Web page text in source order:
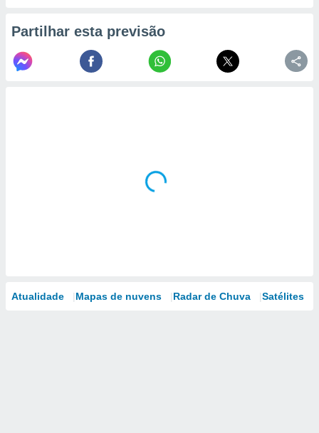
Partilhar esta previsão
Atualidade Mapas de nuvens Radar de Chuva Satélites